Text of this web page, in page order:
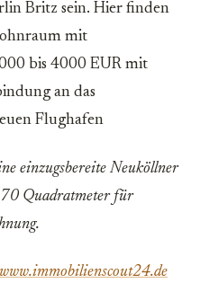
Britz sein. Hier finden
mit
bis 4000 EUR mit
an das
Flughafen
einzugsbereite Neuköllner
Quadratmeter für
www.immobilienscout24.de